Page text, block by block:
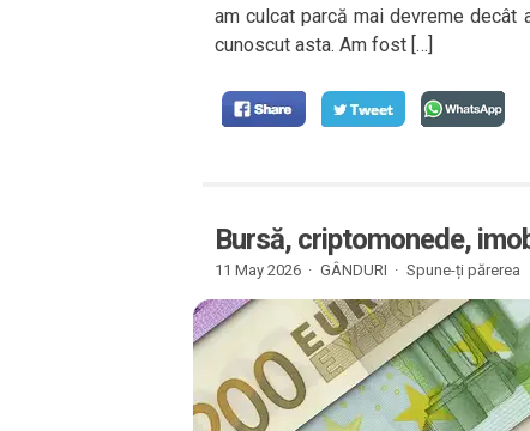
am culcat parcă mai devreme
cunoscut asta. Am fost […]
Bursă, criptomonede,
11 May 2026 · GÂNDURI · Spune-ți părerea